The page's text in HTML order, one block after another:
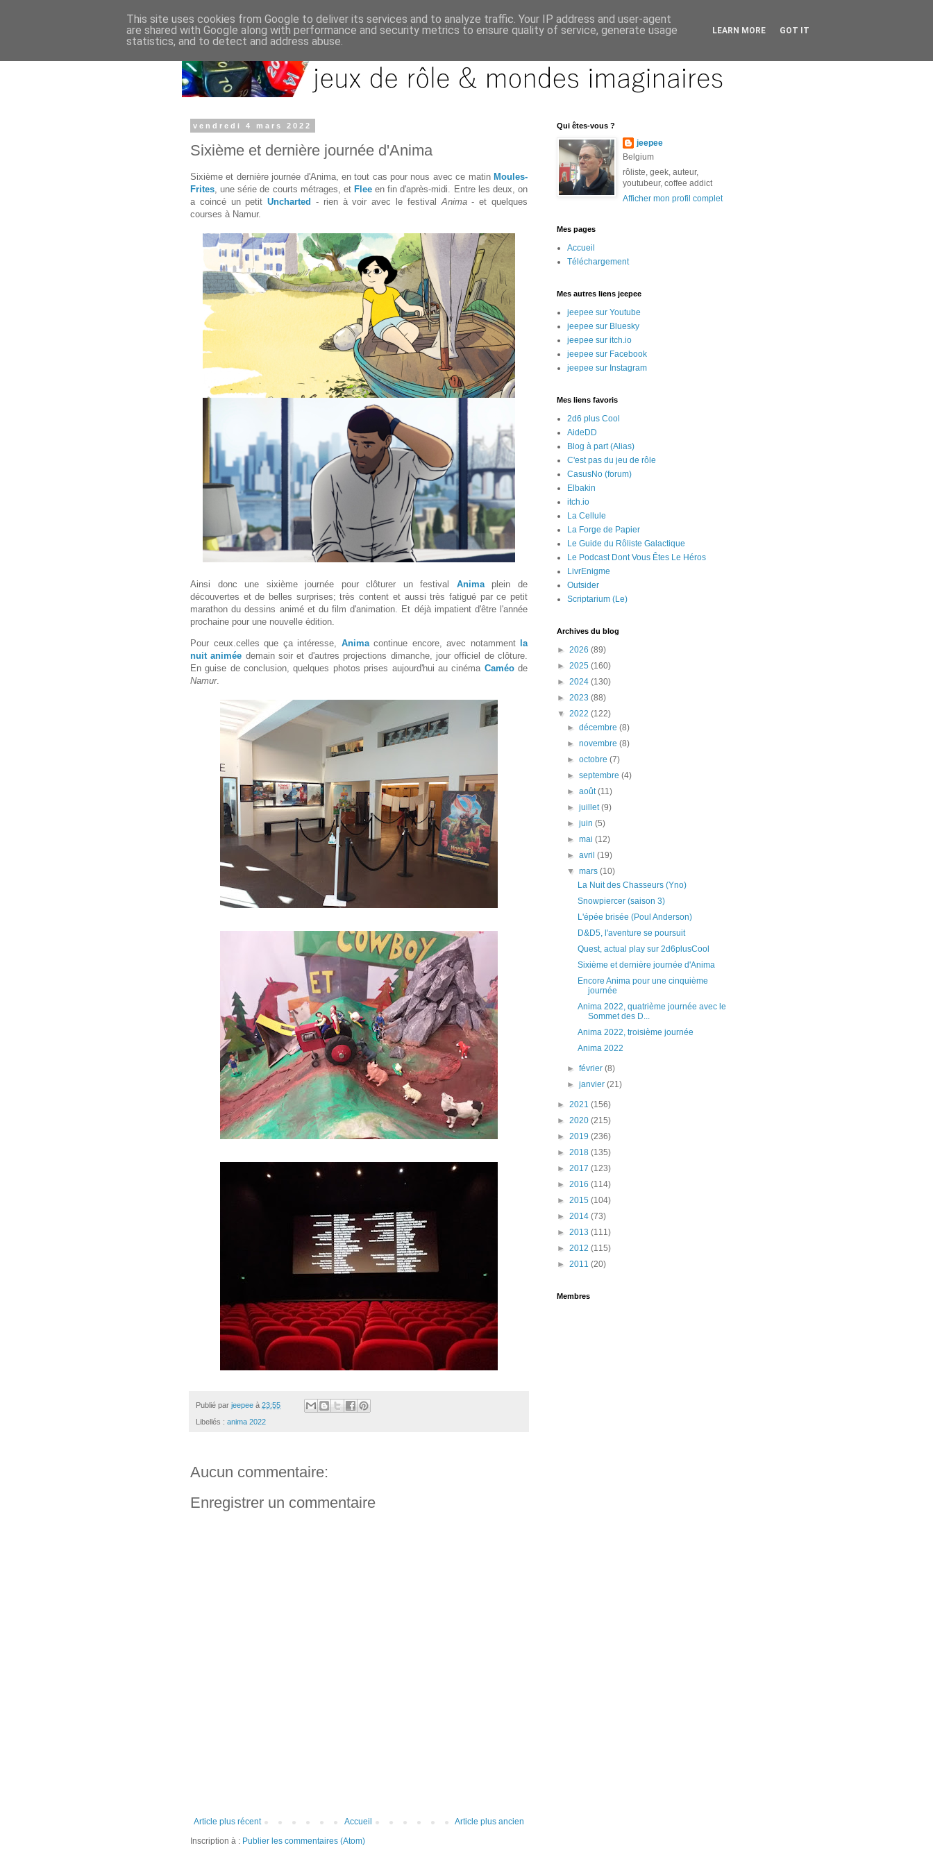
vendredi 4 mars 2022
Sixième et dernière journée d'Anima
Sixième et dernière journée d'Anima, en tout cas pour nous avec ce matin Moules-
Frites , une série de courts métrages, et Flee en fin d'après-midi. Entre les deux, on
a coincé un petitUncharted - rien à voir avec le festival Anima- et quelques
courses à Namur.
Ainsi donc une sixième journée pour clôturer un festival Animaplein de
découvertes et de belles surprises; très content et aussi très fatigué par ce petit
marathon du dessins animé et du film d'animation. Et déjà impatient d'être l'année
prochaine pour une nouvelle édition.
Pour ceux.celles que ça intéresse, Animacontinue encore, avec notamment
la
nuit animée demain soir et d'autres projections dimanche, jour officiel de clôture.
En guise de conclusion, quelques photos prises aujourd'hui au cinéma Caméode
Namur.
Publié par jeepee à 23:55
Libellés : anima 2022
Aucun commentaire:
Enregistrer un commentaire
Article plus récent Article plus ancien
Accueil
Inscription à : Publier les commentaires (Atom)
Qui êtes-vous ?
jeepee
Belgium
rôliste, geek, auteur,
youtubeur, coffee addict
Afficher mon profil complet
Mes pages
Accueil
Téléchargement
Mes autres liens jeepee
jeepee sur Youtube
jeepee sur Bluesky
jeepee sur itch.io
jeepee sur Facebook
jeepee sur Instagram
Mes liens favoris
2d6 plus Cool
AideDD
Blog à part (Alias)
C'est pas du jeu de rôle
CasusNo (forum)
Elbakin
itch.io
La Cellule
La Forge de Papier
Le Guide du Rôliste Galactique
Le Podcast Dont Vous Êtes Le Héros
LivrEnigme
Outsider
Scriptarium (Le)
Archives du blog
► 2026 (89)
► 2025 (160)
► 2024 (130)
► 2023 (88)
▼ 2022 (122)
►décembre(8)
►novembre(8)
►octobre(7)
►septembre(4)
►août(11)
►juillet(9)
►juin(5)
►mai(12)
►avril(19)
▼mars(10)
La Nuit des Chasseurs (Yno)
Snowpiercer (saison 3)
L'épée brisée (Poul Anderson)
D&D5, l'aventure se poursuit
Quest, actual play sur 2d6plusCool
Sixième et dernière journée d'Anima
Encore Anima pour une cinquième
journée
Anima 2022, quatrième journée avec le
Sommet des D...
Anima 2022, troisième journée
Anima 2022
►février(8)
►janvier(21)
► 2021 (156)
► 2020 (215)
► 2019 (236)
► 2018 (135)
► 2017 (123)
► 2016 (114)
► 2015 (104)
► 2014 (73)
► 2013 (111)
► 2012 (115)
► 2011 (20)
Membres
This site uses cookies from Google to deliver its services and to analyze traffic. Your IP address and user-agent
are shared with Google along with performance and security metrics to ensure quality of service, generate usage
statistics, and to detect and address abuse.
LEARN MORE GOT IT